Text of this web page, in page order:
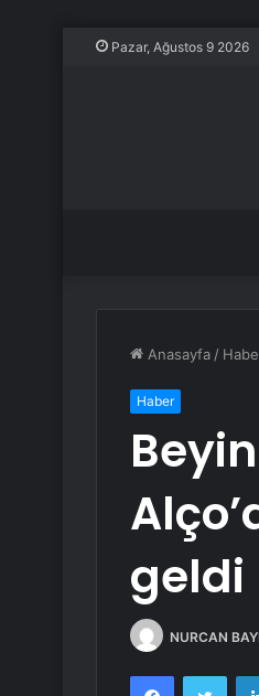
Pazar, Ağustos 9 2026
Anasayfa /
Haber
geldi
NURCAN
Facebook